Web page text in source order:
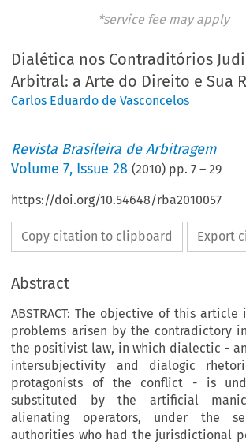
*service fee may apply
Dialética nos Contraditórios
Arbitral: a Arte do Direito e Sua
Carlos Eduardo de Vasconcelos
Revista Brasileira de Arbitragem
Volume7, Issue 28 (2010) pp.7 –29
https://doi.org/10.54648/rba2010057
Copy citation to clipboard Export
Abstract
ABSTRACT: The objective of this
problems arisen by the contradictory
the positivist law, in which dialectic -
intersubjectivity and dialogic
protagonists of the conflict - is
substituted by the artificial
alienating operators, under the
authorities who had the jurisdictio­nal